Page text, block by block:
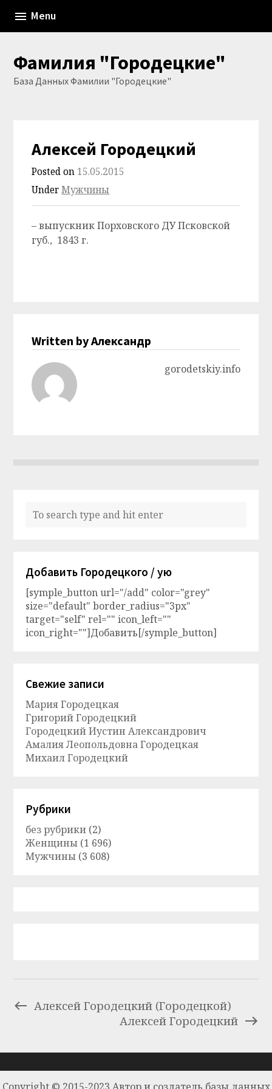
content
Menu
Фамилия "Городецкие"
База Данных Фамилии "Городецкие"
Алексей Городецкий
Posted on 15.05.2015
UnderМужчины
– выпускник Порховского ДУ Псковской
губ., 1843 г.
Written by Александр
gorodetskiy.info
Добавить Городецкого / ую
[symple_button url="/add" color="grey"
size="default" border_radius="3px"
target="self" rel="" icon_left=""
icon_right=""]Добавить[/symple_button]
Свежие записи
Мария Городецкая
Григорий Городецкий
Городецкий Иустин Александрович
Амалия Леопольдовна Городецкая
Михаил Городецкий
Рубрики
без рубрики (2)
Женщины (1 696)
Мужчины (3 608)
Алексей Городецкий (Городецкой)
Алексей Городецкий